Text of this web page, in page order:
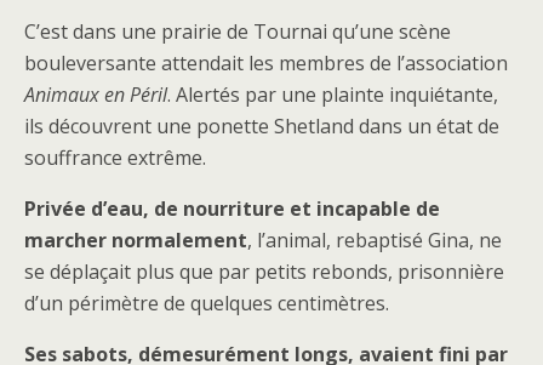
C’est dans une prairie de Tournai qu’une scène
bouleversante attendait les membres de l’association
Animaux en Péril. Alertés par une plainte inquiétante,
ils découvrent une ponette Shetland dans un état de
souffrance extrême.
Privée d’eau, de nourriture et incapable de
marcher normalement, l’animal, rebaptisé Gina, ne
se déplaçait plus que par petits rebonds, prisonnière
d’un périmètre de quelques centimètres.
Ses sabots, démesurément longs, avaient fini par